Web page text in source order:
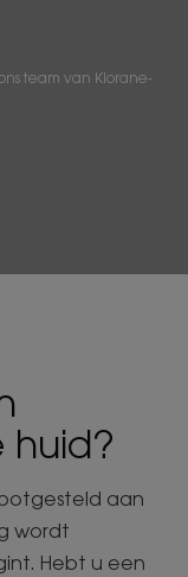
team van Klorane-
aan
wordt
Hebt u een